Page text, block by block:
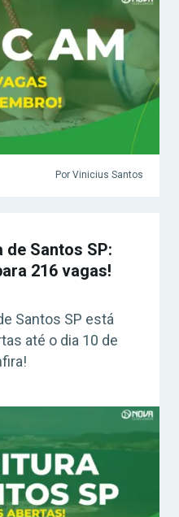
Por Vinicius Santos
Santos SP:
216 vagas!
Santos SP está
até o dia 10 de